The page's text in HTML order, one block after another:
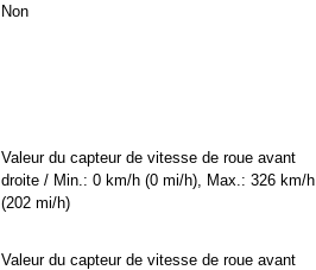
Non
Valeur du capteur de vitesse de roue avant
droite / Min.: 0 km/h (0 mi/h), Max.: 326 km/h
(202 mi/h)
Valeur du capteur de vitesse de roue avant